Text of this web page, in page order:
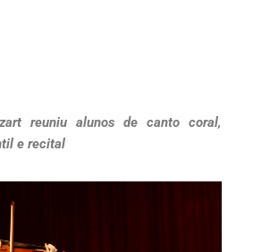
reuniu alunos de canto coral,
e recital